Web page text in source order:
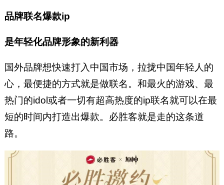
品牌联名爆款ip
是年轻化品牌形象的新利器
国外品牌想快速打入中国市场，拉拢中国年轻人的
心，最便捷的方式就是做联名。和最火的游戏、最
热门的idol或者一切有超高热度的ip联名就可以在最
短的时间内打造出爆款。必胜客就是走的这条道
路。